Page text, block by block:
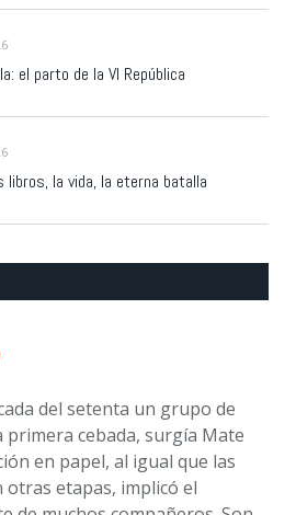
el parto de la VI República
libros, la vida, la eterna batalla
del setenta un grupo de
cebada, surgía Mate
en papel, al igual que las
otras etapas, implicó el